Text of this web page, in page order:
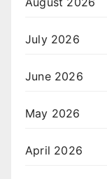
July 2026
June 2026
May 2026
April 2026